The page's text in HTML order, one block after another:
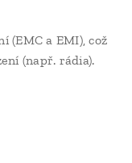
(EMC a EMI), což
(např. rádia).